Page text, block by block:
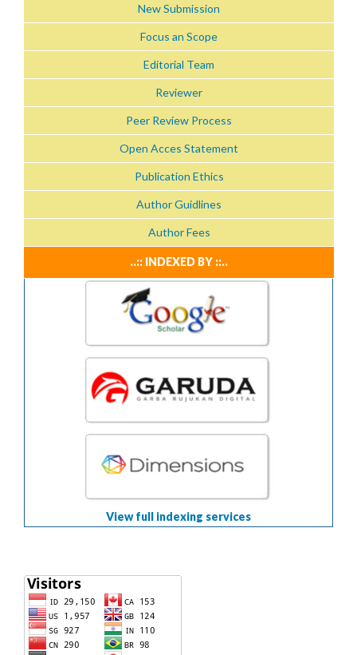
New Submission
Focus an Scope
Editorial Team
Reviewer
Peer Review Process
Open Acces Statement
Publication Ethics
Author Guidlines
Author Fees
..:: INDEXED BY ::..
View full indexing services